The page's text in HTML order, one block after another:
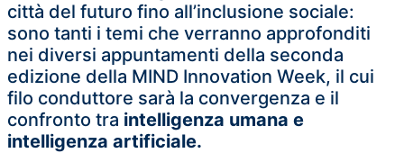
città del futuro fino all’inclusione sociale:
sono tanti i temi che verranno approfonditi
nei diversi appuntamenti della seconda
edizione della MIND Innovation Week, il cui
filo conduttore sarà la convergenza e il
confronto tra intelligenza umana e
intelligenza artificiale.